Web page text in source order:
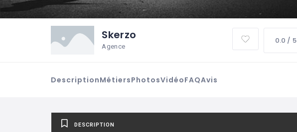
Skerzo
Agence
0.0 / 5
DescriptionMétiersPhotosVidéoFAQAvis
DESCRIPTION